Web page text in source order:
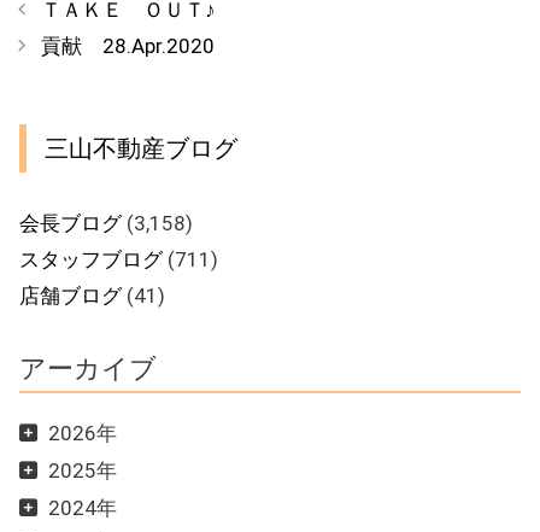
リ
ＴＡＫＥ ＯＵＴ♪
貢献 28.Apr.2020
三山不動産ブログ
会長ブログ(3,158)
スタッフブログ(711)
店舗ブログ(41)
アーカイブ
2026年
2025年
2024年